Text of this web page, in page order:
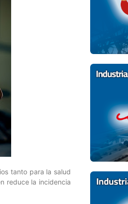
tanto para la salud
reduce la incidencia